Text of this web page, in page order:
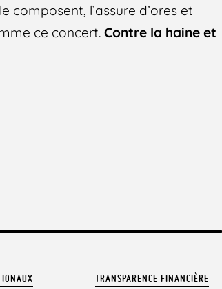
l’assure d’ores et
ce concert.Contre la haine et
TRANSPARENCE FINANCIÈRE